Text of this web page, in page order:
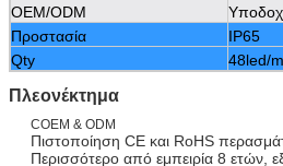
OEM/ODM
Προστασία
IP65
Qty
48led/m
Πλεονέκτημα
COEM & ODM
Πιστοποίηση CE και RoHS
Περισσότερο από εμπειρία 8 ετών,